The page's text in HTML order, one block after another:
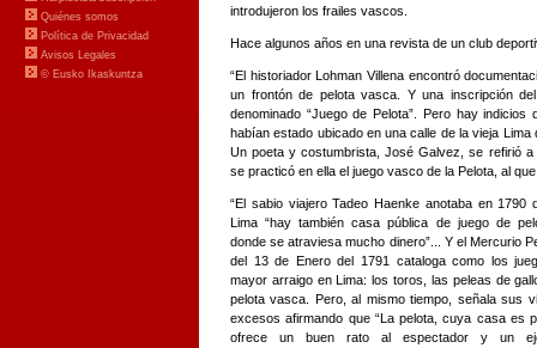
introdujeron los frailes vascos.
Hace algunos años en una revista de un club
“El historiador Lohman Villena encontró
un frontón de pelota vasca. Y una inscripción
denominado “Juego de Pelota”. Pero hay
habían estado ubicado en una calle de la vieja
Un poeta y costumbrista, José Galvez, se refirió a
se practicó en ella el juego vasco de la Pelota, al
“El sabio viajero Tadeo Haenke anotaba en 1790
Lima “hay también casa pública de juego de
donde se atraviesa mucho dinero”... Y el Mercurio
del 13 de Enero del 1791 cataloga como los
mayor arraigo en Lima: los toros, las peleas de
pelota vasca. Pero, al mismo tiempo, señala sus
excesos afirmando que “La pelota, cuya casa es
ofrece un buen rato al espectador y un